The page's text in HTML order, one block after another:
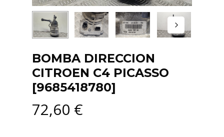
BOMBA DIRECCION
CITROEN C4 PICASSO
[9685418780]
72,60 €